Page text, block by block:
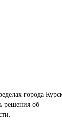
города
решения об